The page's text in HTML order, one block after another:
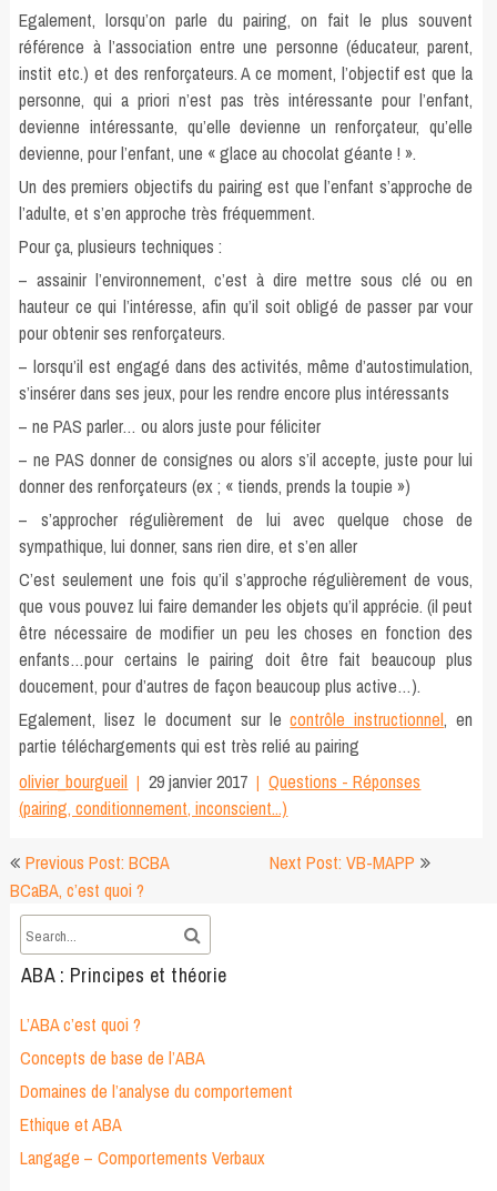
Egalement, lorsqu’on parle du pairing, on fait le plus souvent
référence à l’association entre une personne (éducateur, parent,
instit etc.) et des renforçateurs. A ce moment, l’objectif est que la
personne, qui a priori n’est pas très intéressante pour l’enfant,
devienne intéressante, qu’elle devienne un renforçateur, qu’elle
devienne, pour l’enfant, une « glace au chocolat géante ! ».
Un des premiers objectifs du pairing est que l’enfant s’approche de
l’adulte, et s’en approche très fréquemment.
Pour ça, plusieurs techniques :
– assainir l’environnement, c’est à dire mettre sous clé ou en
hauteur ce qui l’intéresse, afin qu’il soit obligé de passer par vour
pour obtenir ses renforçateurs.
– lorsqu’il est engagé dans des activités, même d’autostimulation,
s’insérer dans ses jeux, pour les rendre encore plus intéressants
– ne PAS parler… ou alors juste pour féliciter
– ne PAS donner de consignes ou alors s’il accepte, juste pour lui
donner des renforçateurs (ex ; « tiends, prends la toupie »)
– s’approcher régulièrement de lui avec quelque chose de
sympathique, lui donner, sans rien dire, et s’en aller
C’est seulement une fois qu’il s’approche régulièrement de vous,
que vous pouvez lui faire demander les objets qu’il apprécie. (il peut
être nécessaire de modifier un peu les choses en fonction des
enfants…pour certains le pairing doit être fait beaucoup plus
doucement, pour d’autres de façon beaucoup plus active…).
Egalement, lisez le document sur lecontrôle instructionnel, en
partie téléchargements qui est très relié au pairing
olivier_bourgueil
29 janvier 2017
Questions - Réponses
(pairing, conditionnement, inconscient...)
Navigation
de
l’article
Previous Post: BCBA
BCaBA, c’est quoi ?
Next Post: VB-MAPP
ABA : Principes et théorie
L’ABA c’est quoi ?
Concepts de base de l’ABA
Domaines de l’analyse du comportement
Ethique et ABA
Langage – Comportements Verbaux